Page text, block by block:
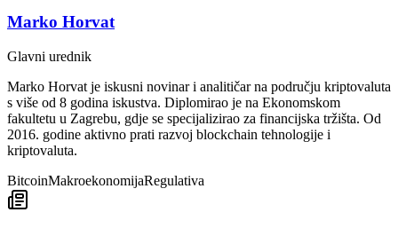
Marko Horvat
Glavni urednik
Marko Horvat je iskusni novinar i analitičar na području kriptovaluta
s više od 8 godina iskustva. Diplomirao je na Ekonomskom
fakultetu u Zagrebu, gdje se specijalizirao za financijska tržišta. Od
2016. godine aktivno prati razvoj blockchain tehnologije i
kriptovaluta.
BitcoinMakroekonomijaRegulativa